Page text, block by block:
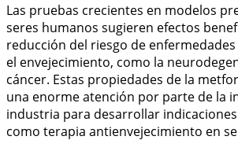
Las pruebas crecientes en modelos
seres humanos sugieren efectos
reducción del riesgo de
el envejecimiento, como la
cáncer. Estas propiedades de la
una enorme atención por parte de la
industria para desarrollar
como terapia antienvejecimiento en